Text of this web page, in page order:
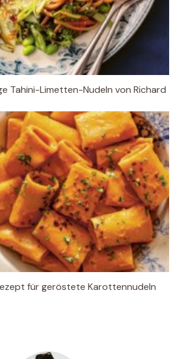
Tahini-Limetten-Nudeln von Richard
für geröstete Karottennudeln